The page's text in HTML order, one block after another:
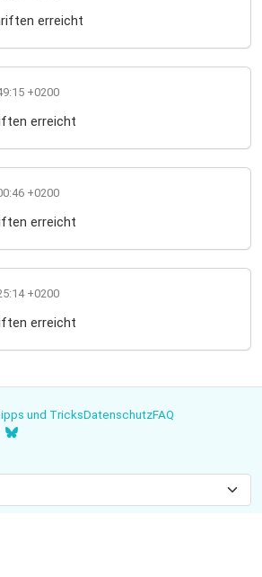
erreicht
+0200
erreicht
+0200
erreicht
+0200
erreicht
und TricksDatenschutzFAQ